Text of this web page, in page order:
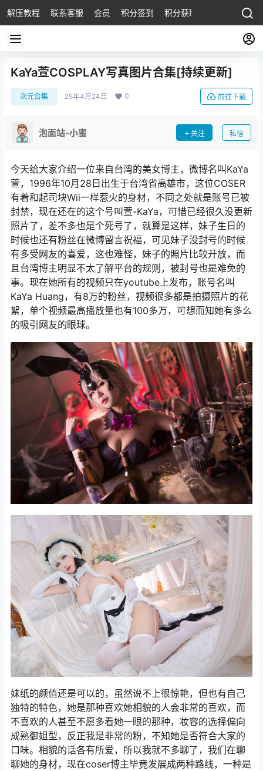
解压教程 联系客服 会员 积分签到 积分获取
KaYa萱COSPLAY写真图片合集[持续更新]
次元合集 25年4月24日 0 前往下载
泡面站-小蜜 关注 私信
今天给大家介绍一位来自台湾的美女博主，微博名叫KaYa
萱，1996年10月28日出生于台湾省高雄市，这位COSER
有着和起司块Wii一样惹火的身材，不同之处就是账号已被
封禁，现在还在的这个号叫萱-KaYa，可惜已经很久没更新
照片了，差不多也是个死号了，就算是这样，妹子生日的
时候也还有粉丝在微博留言祝福，可见妹子没封号的时候
有多受网友的喜爱，这也难怪，妹子的照片比较开放，而
且台湾博主明显不太了解平台的规则，被封号也是难免的
事。现在她所有的视频只在youtube上发布，账号名叫
KaYa Huang，有8万的粉丝，视频很多都是拍摄照片的花
絮，单个视频最高播放量也有100多万，可想而知她有多么
的吸引网友的眼球。
妹纸的颜值还是可以的，虽然说不上很惊艳，但也有自己
独特的特色，她是那种喜欢她相貌的人会非常的喜欢，而
不喜欢的人甚至不愿多看她一眼的那种，妆容的选择偏向
成熟御姐型，反正我是非常的粉，不知她是否符合大家的
口味。相貌的话各有所爱，所以我就不多聊了，我们在聊
聊她的身材，现在coser博主毕竟发展成两种路线，一种是